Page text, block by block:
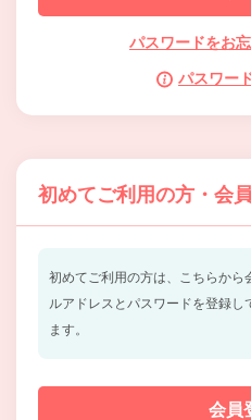
パスワードをお
パスワー
初めてご利用の方・会
初めてご利用の方は、こちらから
ルアドレスとパスワードを登録し
ます。
会員